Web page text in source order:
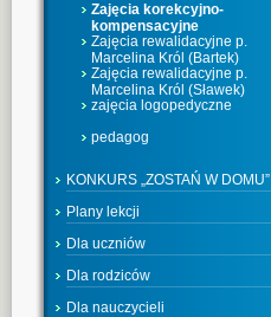
Zajęcia korekcyjno-
kompensacyjne
Zajęcia rewalidacyjne p.
Marcelina Król (Bartek)
Zajęcia rewalidacyjne p.
Marcelina Król (Sławek)
zajęcia logopedyczne
pedagog
KONKURS „ZOSTAŃ W DOMU”
Plany lekcji
Dla uczniów
Dla rodziców
Dla nauczycieli